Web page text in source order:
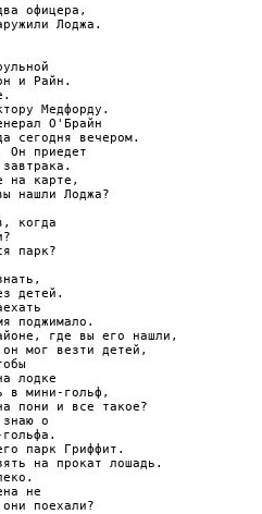
офицера,
Лоджа.
и Райн.
Медфорду.
О'Брайн
сегодня вечером.
Он приедет
на карте,
нашли Лоджа?
когда
парк?
детей.
поджимало.
где вы его нашли,
мог везти детей,
лодке
в мини-гольф,
пони и все такое?
о
парк Гриффит.
на прокат лошадь.
не
поехали?